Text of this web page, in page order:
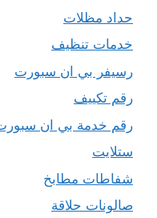
حداد مظلات
خدمات تنظيف
رسيفر بي ان سبورت
رقم تكييف
رقم خدمة بي ان
ستلايت
شفاطات مطابخ
صالونات حلاقة